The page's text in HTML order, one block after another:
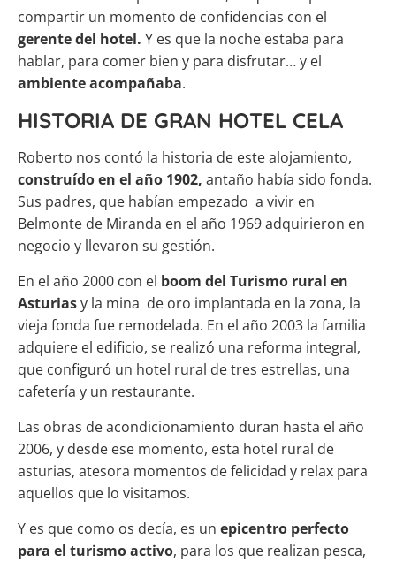
compartir un momento de confidencias con el
gerente del hotel. Y es que la noche estaba para
hablar, para comer bien y para disfrutar… y el
ambiente acompañaba.
HISTORIA DE GRAN HOTEL CELA
Roberto nos contó la historia de este alojamiento,
construído en el año 1902, antaño había sido fonda.
Sus padres, que habían empezado a vivir en
Belmonte de Miranda en el año 1969 adquirieron en
negocio y llevaron su gestión.
En el año 2000 con el boom del Turismo rural en
Asturiasy la mina de oro implantada en la zona, la
vieja fonda fue remodelada. En el año 2003 la familia
adquiere el edificio, se realizó una reforma integral,
que configuró un hotel rural de tres estrellas, una
cafetería y un restaurante.
Las obras de acondicionamiento duran hasta el año
2006, y desde ese momento, esta hotel rural de
asturias, atesora momentos de felicidad y relax para
aquellos que lo visitamos.
Y es que como os decía, es un epicentro perfecto
para el turismo activo, para los que realizan pesca,